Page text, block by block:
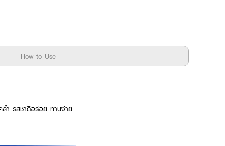
How to Use
ล้ำ รสชาติอร่อย ทานง่าย